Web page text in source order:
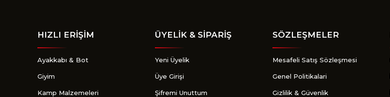
HIZLI ERİŞİM
Ayakkabı & Bot
Giyim
Kamp Malzemeleri
ÜYELİK & SİPARİŞ
Yeni Üyelik
Üye Girişi
Şifremi Unuttum
SÖZLEŞMELER
Mesafeli Satış Sözleşmesi
Genel Politikalari
Gizlilik & Güvenlik